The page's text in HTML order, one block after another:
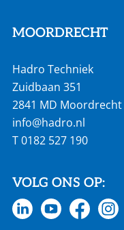
MOORDRECHT
Hadro Techniek
Zuidbaan 351
2841 MD Moordrecht
info@hadro.nl
T0182 527 190
VOLG ONS OP: